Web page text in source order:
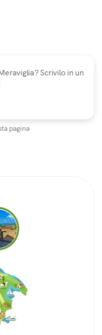
Scrivilo in un
pagina